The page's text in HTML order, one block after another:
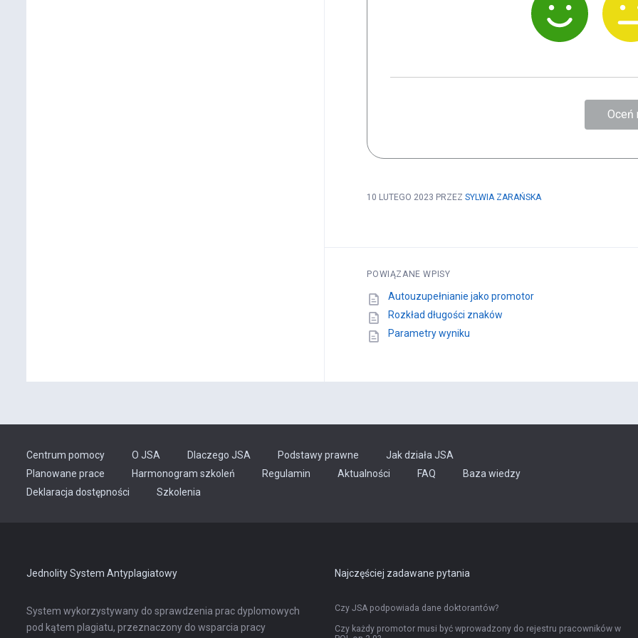
Oceń
10 LUTEGO 2023 PRZEZSYLWIA ZARAŃSKA
POWIĄZANE WPISY
Autouzupełnianie jako promotor
Rozkład długości znaków
Parametry wyniku
Centrum pomocy O JSA Dlaczego JSA Podstawy prawne
Jak działa JSA
Planowane prace
Harmonogram szkoleń Regulamin Aktualności FAQ
Baza wiedzy
Deklaracja dostępności
Szkolenia
Jednolity System Antyplagiatowy
System wykorzystywany do sprawdzenia prac dyplomowych
pod kątem plagiatu, przeznaczony do wsparcia pracy
Najczęściej zadawane pytania
Czy JSA podpowiada dane doktorantów?
Czy każdy promotor musi być wprowadzony do rejestru pracowników w